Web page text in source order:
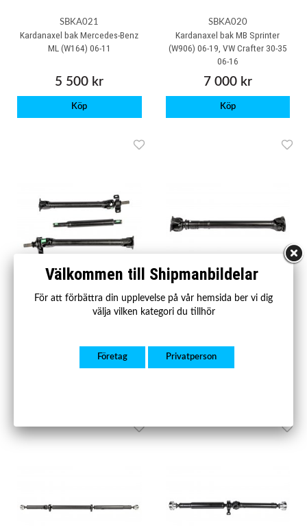
SBKA021
Kardanaxel bak Mercedes-Benz
ML (W164) 06-11
5 500 kr
Köp
SBKA020
Kardanaxel bak MB Sprinter
(W906) 06-19, VW Crafter 30-35
06-16
7 000 kr
Köp
03-, Vito/Mixto (W639) 03-
Defender 90 (L316) 94-07
Välkommen till Shipmanbildelar
För att förbättra din upplevelse på vår hemsida ber vi dig
välja vilken kategori du tillhör
Företag Privatperson